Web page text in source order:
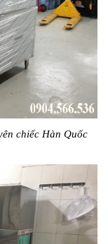
chiếc Hàn Quốc